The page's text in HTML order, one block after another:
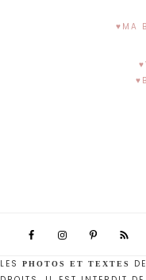
♥MA
LES PHOTOS ET TEXTES